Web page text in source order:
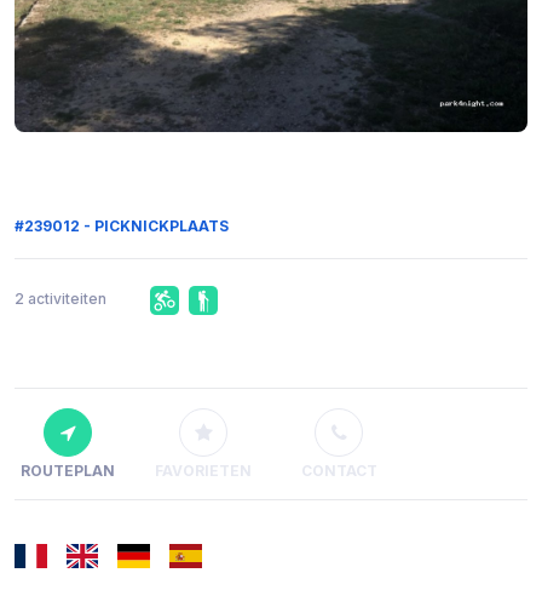
#239012 - PICKNICKPLAATS
2 activiteiten
ROUTEPLAN FAVORIETEN CONTACT